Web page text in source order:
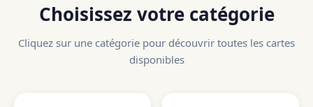
Choisissez votre catégorie
Cliquez sur une catégorie pour découvrir toutes les cartes
disponibles